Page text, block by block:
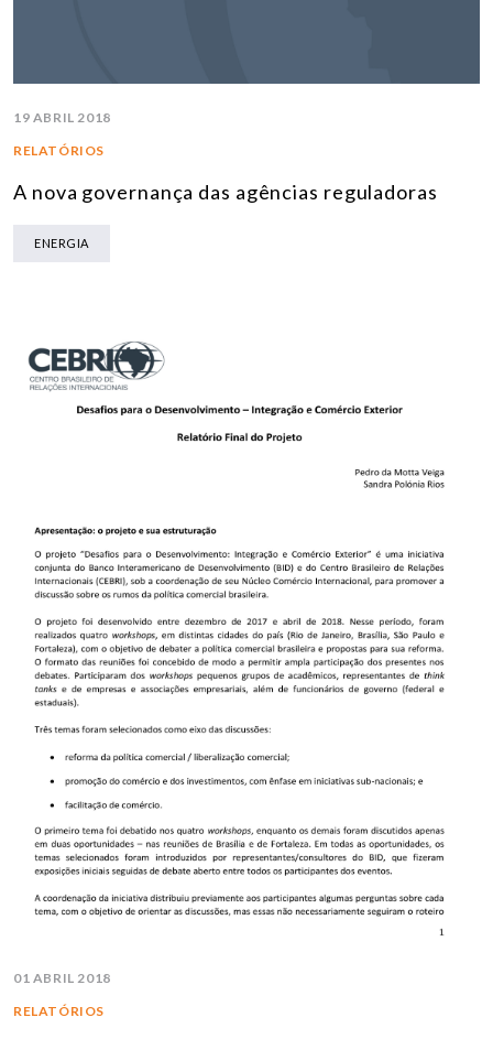
19 ABRIL 2018
RELATÓRIOS
A nova governança das agências reguladoras
ENERGIA
01 ABRIL 2018
RELATÓRIOS